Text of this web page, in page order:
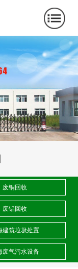
废铜回收
废铝回收
建筑垃圾处置
废气污水设备